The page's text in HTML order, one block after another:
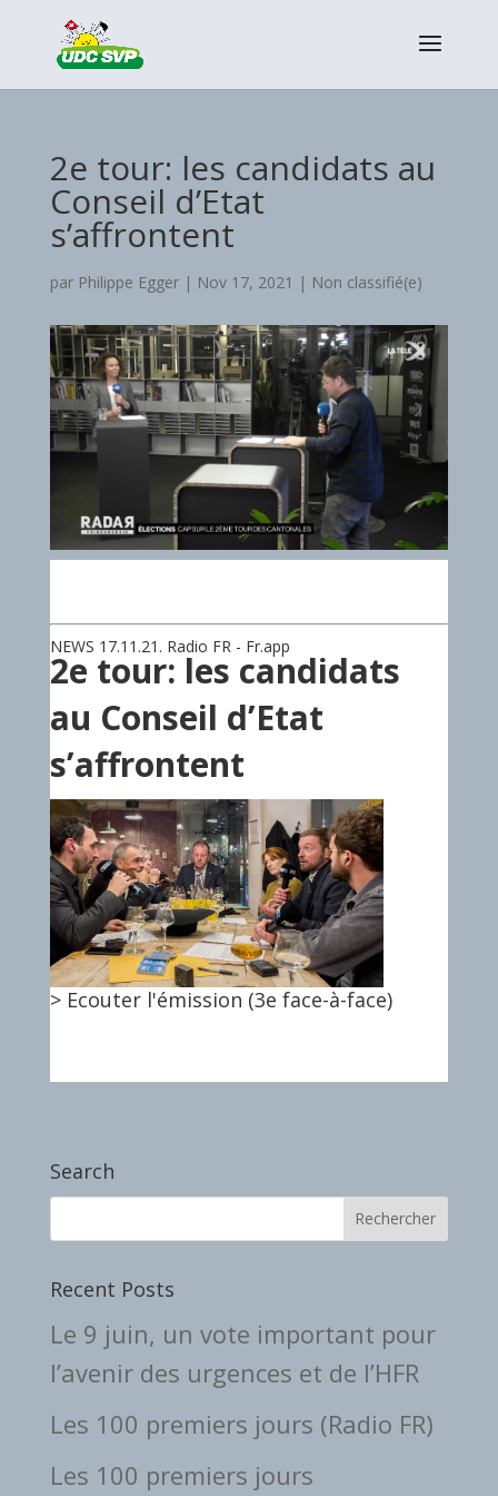
2e tour: les candidats au
Conseil d’Etat
s’affrontent
par Philippe Egger| Nov 17, 2021 | Non classifié(e)
NEWS 17.11.21. Radio FR - Fr.app
2e tour: les candidats
au Conseil d’Etat
s’affrontent
> Ecouter l'émission (3e face-à-face)
Search
Recent Posts
Le 9 juin, un vote important pour
l’avenir des urgences et de l’HFR
Les 100 premiers jours (Radio FR)
Les 100 premiers jours